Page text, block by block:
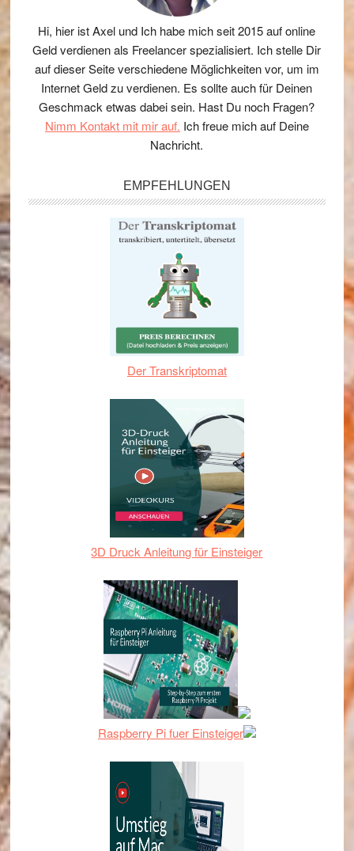
Hi, hier ist Axel und Ich habe mich seit 2015 auf online
Geld verdienen als Freelancer spezialisiert. Ich stelle Dir
auf dieser Seite verschiedene Möglichkeiten vor, um im
Internet Geld zu verdienen. Es sollte auch für Deinen
Geschmack etwas dabei sein. Hast Du noch Fragen?
Nimm Kontakt mit mir auf. Ich freue mich auf Deine
Nachricht.
EMPFEHLUNGEN
Der Transkriptomat
3D Druck Anleitung für Einsteiger
Raspberry Pi fuer Einsteiger